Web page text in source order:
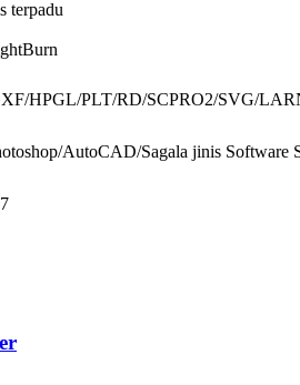
terpadu
HPGL/PLT/RD/SCPRO2/SVG/
AutoCAD/Sagala jinis Software